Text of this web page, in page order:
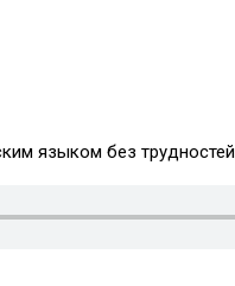
языком без трудностей.